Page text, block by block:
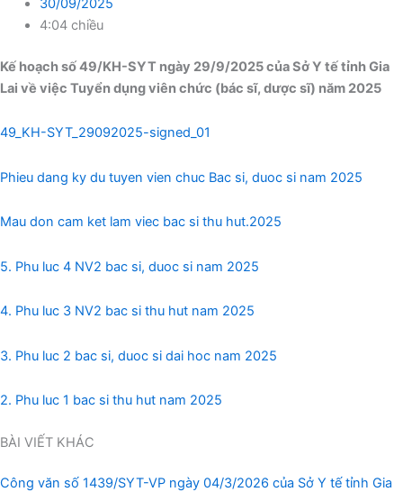
30/09/2025
4:04 chiều
Kế hoạch số 49/KH-SYT ngày 29/9/2025 của Sở Y tế tỉnh Gia
Lai về việc Tuyển dụng viên chức (bác sĩ, dược sĩ) năm 2025
49_KH-SYT_29092025-signed_01
Phieu dang ky du tuyen vien chuc Bac si, duoc si nam 2025
Mau don cam ket lam viec bac si thu hut.2025
5. Phu luc 4 NV2 bac si, duoc si nam 2025
4. Phu luc 3 NV2 bac si thu hut nam 2025
3. Phu luc 2 bac si, duoc si dai hoc nam 2025
2. Phu luc 1 bac si thu hut nam 2025
BÀI VIẾT KHÁC
Công văn số 1439/SYT-VP ngày 04/3/2026 của Sở Y tế tỉnh Gia